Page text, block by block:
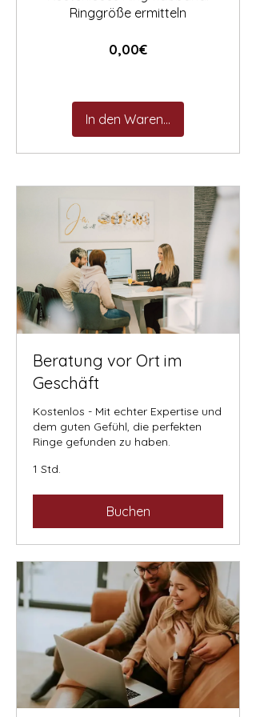
Ringgröße ermitteln
0,00€Preis
In den Warenkorb
Beratung vor Ort im
Geschäft
Kostenlos - Mit echter Expertise und
dem guten Gefühl, die perfekten
Ringe gefunden zu haben.
1 Std.
Buchen